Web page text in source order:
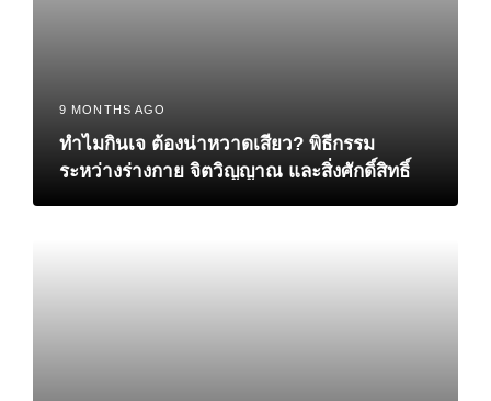
9 MONTHS AGO
ทำไมกินเจ ต้องน่าหวาดเสียว? พิธีกรรม
ระหว่างร่างกาย จิตวิญญาณ และสิ่งศักดิ์สิทธิ์